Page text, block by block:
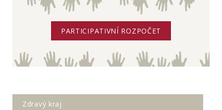
PARTICIPATIVNÍ ROZPOČET
Zdravý kraj